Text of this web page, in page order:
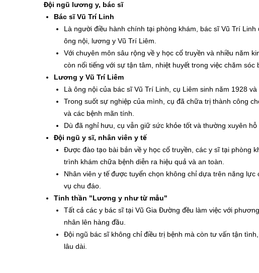
Đội ngũ lương y, bác sĩ
Bác sĩ Vũ Trí Linh
Là người điều hành chính tại phòng khám, bác sĩ Vũ Trí
ông nội, lương y Vũ Trí Liêm.
Với chuyên môn sâu rộng về y học cổ truyền và nhiều năm
còn nổi tiếng với sự tận tâm, nhiệt huyết trong việc chăm sóc
Lương y Vũ Trí Liêm
Là ông nội của bác sĩ Vũ Trí Linh, cụ Liêm sinh năm 1928
Trong suốt sự nghiệp của mình, cụ đã chữa trị thành công
và các bệnh mãn tính.
Dù đã nghỉ hưu, cụ vẫn giữ sức khỏe tốt và thường xuyên
Đội ngũ y sĩ, nhân viên y tế
Được đào tạo bài bản về y học cổ truyền, các y sĩ tại phòng
trình khám chữa bệnh diễn ra hiệu quả và an toàn.
Nhân viên y tế được tuyển chọn không chỉ dựa trên năng
vụ chu đáo.
Tinh thần "Lương y như từ mẫu"
Tất cả các y bác sĩ tại Vũ Gia Đường đều làm việc với
nhân lên hàng đầu.
Đội ngũ bác sĩ không chỉ điều trị bệnh mà còn tư vấn tận
lâu dài.